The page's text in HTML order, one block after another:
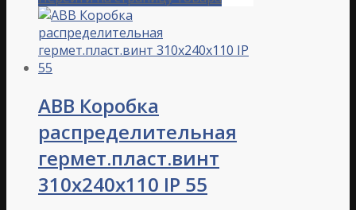
ABB Коробка
распределительная
гермет.пласт.винт
310х240х110 IP 55